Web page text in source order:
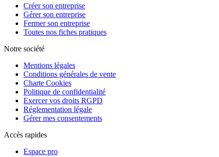
Créer son entreprise
Gérer son entreprise
Fermer son entreprise
Toutes nos fiches pratiques
Notre société
Mentions légales
Conditions générales de vente
Charte Cookies
Politique de confidentialité
Exercer vos droits RGPD
Réglementation légale
Gérer mes consentements
Accès rapides
Espace pro